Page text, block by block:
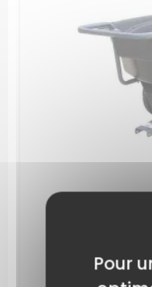
Remorque
Pour